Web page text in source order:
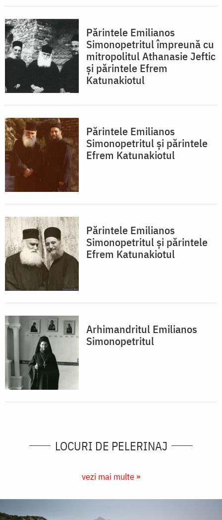
Părintele Emilianos
Simonopetritul împreună cu
mitropolitul Athanasie Jeftic
şi părintele Efrem
Katunakiotul
Părintele Emilianos
Simonopetritul şi părintele
Efrem Katunakiotul
Părintele Emilianos
Simonopetritul şi părintele
Efrem Katunakiotul
Arhimandritul Emilianos
Simonopetritul
LOCURI DE PELERINAJ
vezi mai multe »